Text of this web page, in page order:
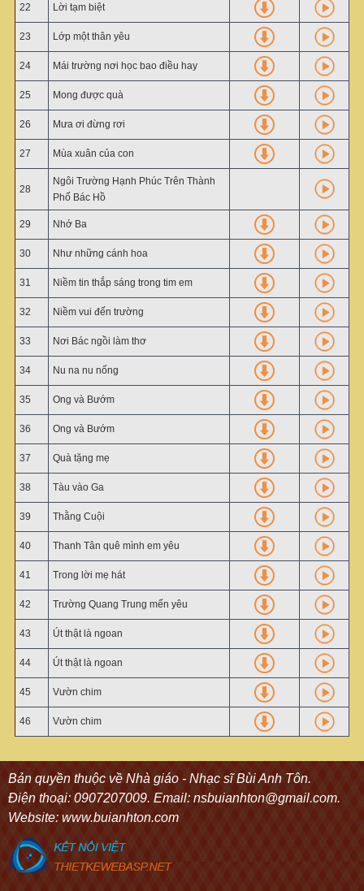
22 Lời tạm biệt
23 Lớp một thân yêu
24 Mái trường nơi học bao điều hay
25 Mong được quà
26 Mưa ơi đừng rơi
27 Mùa xuân của con
28
Ngôi Trường Hạnh Phúc Trên Thành
Phố Bác Hồ
29 Nhớ Ba
30 Như những cánh hoa
31 Niềm tin thắp sáng trong tim em
32 Niềm vui đến trường
33 Nơi Bác ngồi làm thơ
34 Nu na nu nống
35 Ong và Bướm
36 Ong và Bướm
37 Quà tặng mẹ
38 Tàu vào Ga
39 Thằng Cuội
40 Thanh Tân quê mình em yêu
41 Trong lời mẹ hát
42 Trường Quang Trung mến yêu
43 Út thật là ngoan
44 Út thật là ngoan
45 Vườn chim
46 Vườn chim
Bản quyền thuộc về Nhà giáo - Nhạc sĩ Bùi Anh Tôn.
Điện thoại: 0907207009. Email: nsbuianhton@gmail.com.
Website: www.buianhton.com